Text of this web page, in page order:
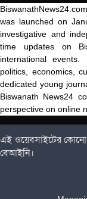
was launched on
investigative and
time updates on
international
politics, economics,
dedicated young
Biswanath News24
perspective on online
এই ওয়েবসাইটের কোনো
বেআইনি।